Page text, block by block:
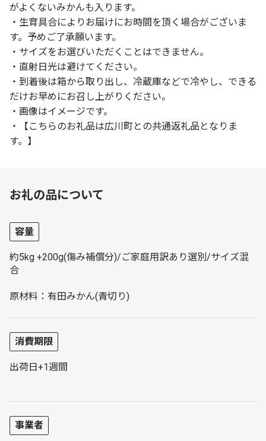
がよくないみかんも入ります。
・生育具合によりお届けにお時間を頂く場合がございま
す。予めご了承願います。
・サイズをお選びいただくことはできません。
・直射日光は避けてください。
・到着後は箱から取り出し、冷蔵庫などで冷やし、できる
だけお早めにお召し上がりください。
・画像はイメージです。
・【こちらのお礼品は広川町との共通返礼品となりま
す。】
お礼の品について
容量
約5kg +200g(傷み補償分)/ご家庭用訳あり選別/サイズ混
合
原材料：有田みかん(青切り)
消費期限
出荷日+1週間
事業者